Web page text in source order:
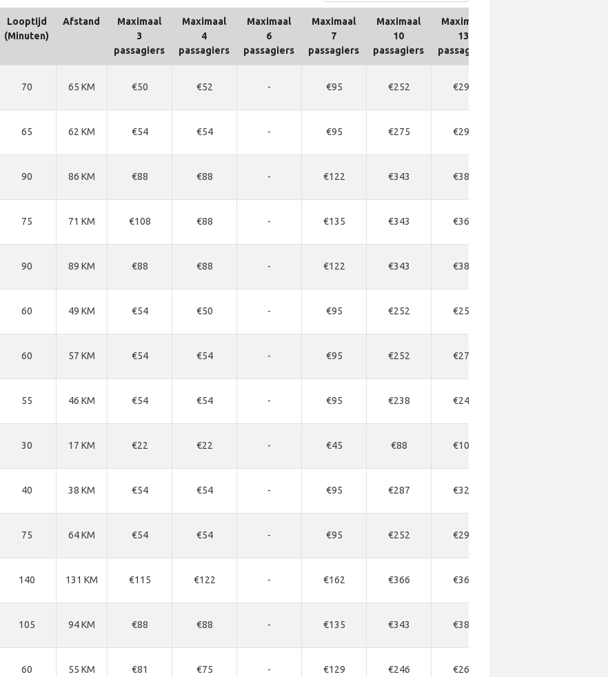
Looptijd
(Minuten)
Afstand
Maximaal
3
passagiers
Maximaal
4
passagiers
Maximaal
6
passagiers
Maximaal
7
passagiers
Maximaal
10
passagiers
Maximaal
13
passagiers
70 65 KM €50 €52 - €95 €252 €297
65 62 KM €54 €54 - €95 €275 €297
90 86 KM €88 €88 - €122 €343 €389
75 71 KM €108 €88 - €135 €343 €366
90 89 KM €88 €88 - €122 €343 €389
60 49 KM €54 €50 - €95 €252 €252
60 57 KM €54 €54 - €95 €252 €275
55 46 KM €54 €54 - €95 €238 €246
30 17 KM €22 €22 - €45 €88 €106
40 38 KM €54 €54 - €95 €287 €320
75 64 KM €54 €54 - €95 €252 €297
140 131 KM €115 €122 - €162 €366 €366
105 94 KM €88 €88 - €135 €343 €389
60 55 KM €81 €75 - €129 €246 €264